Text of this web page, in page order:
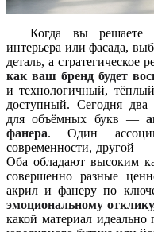
Когда вы решаете
интерьера или фасада,
деталь, а
как ваш бренд будет
и технологичный,
доступный. Сегодня два
для объёмных букв —
фанера. Один
современности, другой —
Оба обладают высоким
совершенно разные
акрил и фанеру по
эмоциональному
какой материал идеально